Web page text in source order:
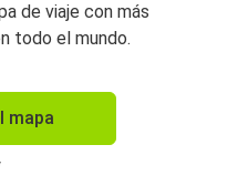
de viaje con más
todo el mundo.
mapa